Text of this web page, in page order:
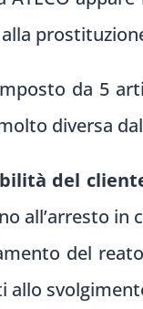
da 5
diversa
del
all’arresto in
del
allo